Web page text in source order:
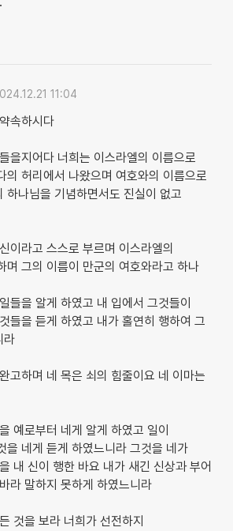
11:04
속하시다
을지어다 너희는 이스라엘의 이름으로
의 허리에서 나왔으며 여호와의 이름으로
하나님을 기념하면서도 진실이 없고
이라고 스스로 부르며 이스라엘의
며 그의 이름이 만군의 여호와라고 하나
들을 알게 하였고 내 입에서 그것들이
들을 듣게 하였고 내가 홀연히 행하여 그
라
고하며 네 목은 쇠의 힘줄이요 네 이마는
예로부터 네게 알게 하였고 일이
을 네게 듣게 하였느니라 그것을 네가
내 신이 행한 바요 내가 새긴 신상과 부어
라 말하지 못하게 하였느니라
것을 보라 너희가 선전하지